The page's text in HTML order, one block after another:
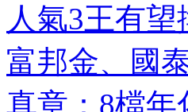
人氣3王有望
富邦金、國
真章：8檔年